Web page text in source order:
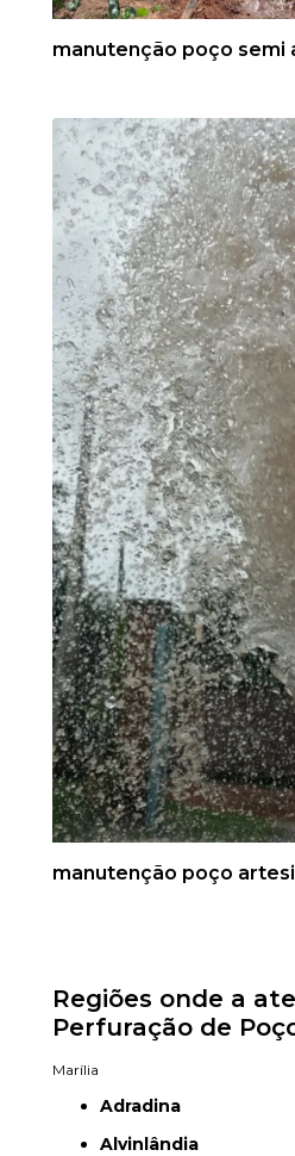
manutenção poço semi
manutenção poço
Regiões onde a
Perfuração de
Marília
Adradina
Alvinlândia